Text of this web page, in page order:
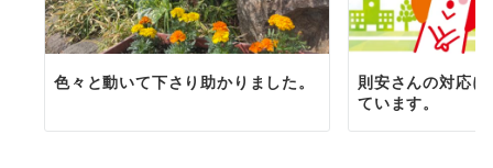
色々と動いて下さり助かりました。
則安さんの対応
ています。